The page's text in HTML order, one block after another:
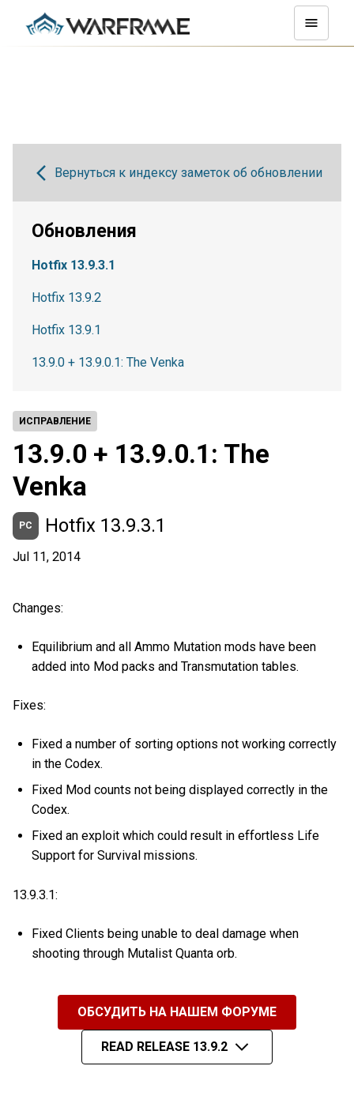
ИСПРАВЛЕНИЕ
13.9.0 + 13.9.0.1: The
Venka
PC Hotfix 13.9.3.1
Jul 11, 2014
Changes:
Equilibrium and all Ammo Mutation mods have been
added into Mod packs and Transmutation tables.
Fixes:
Fixed a number of sorting options not working correctly
in the Codex.
Fixed Mod counts not being displayed correctly in the
Codex.
Fixed an exploit which could result in effortless Life
Support for Survival missions.
13.9.3.1:
Fixed Clients being unable to deal damage when
shooting through Mutalist Quanta orb.
ОБСУДИТЬ НА НАШЕМ ФОРУМЕ
READ RELEASE 13.9.2
Вернуться к индексу заметок об обновлении
Обновления
Hotfix 13.9.3.1
Hotfix 13.9.2
Hotfix 13.9.1
13.9.0 + 13.9.0.1: The Venka